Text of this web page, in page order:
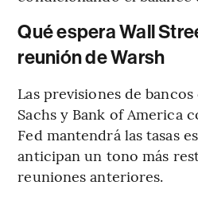
Qué espera Wall
reunión de Warsh
Las previsiones de
Sachs y Bank of America
Fed mantendrá las tasas
anticipan un tono más
reuniones anteriores.